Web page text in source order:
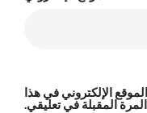
الإلكتروني في هذا
المقبلة في تعليقي.